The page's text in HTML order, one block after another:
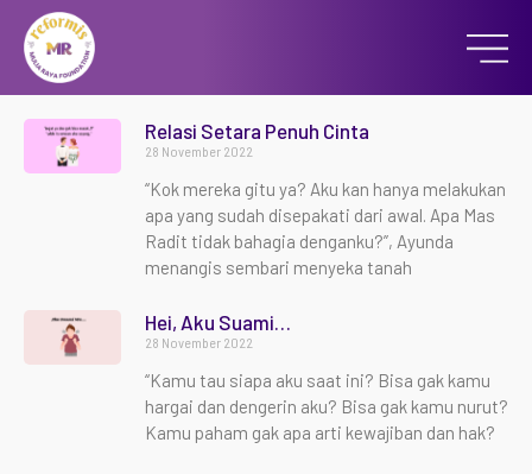
Relasi Setara Penuh Cinta
28 November 2022
“Kok mereka gitu ya? Aku kan hanya melakukan
apa yang sudah disepakati dari awal. Apa Mas
Radit tidak bahagia denganku?”, Ayunda
menangis sembari menyeka tanah
Hei, Aku Suami…
28 November 2022
“Kamu tau siapa aku saat ini? Bisa gak kamu
hargai dan dengerin aku? Bisa gak kamu nurut?
Kamu paham gak apa arti kewajiban dan hak?